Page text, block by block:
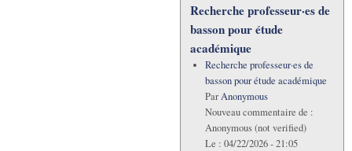
Recherche professeur·es de
basson pour étude
académique
Recherche professeur·es de
basson pour étude académique
ParAnonymous
Nouveau commentaire de :
Anonymous (not verified)
Le : 04/22/2026 - 21:05